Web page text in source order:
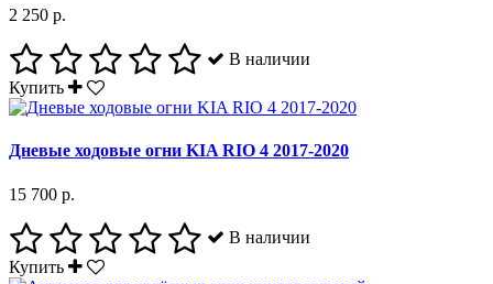
2 250 р.
В наличии
Купить
Дневые ходовые огни KIA RIO 4 2017-2020
15 700 р.
В наличии
Купить